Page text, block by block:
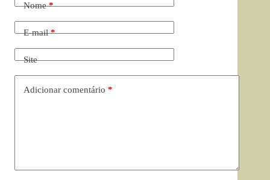
Nome*
E-mail*
Site
Adicionar comentário *